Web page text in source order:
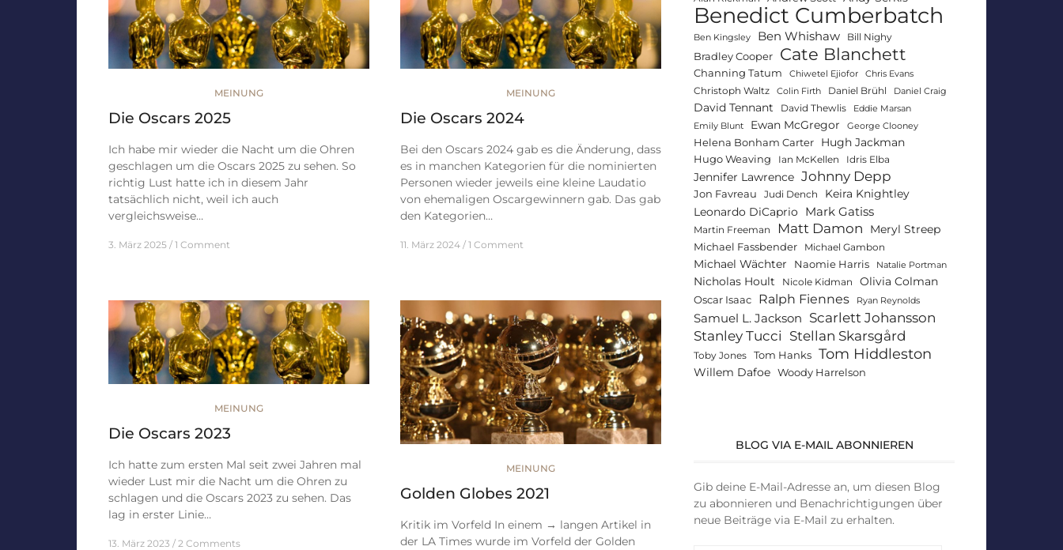
MEINUNG
Die Oscars 2025
Ich habe mir wieder die Nacht um die Ohren
geschlagen um die Oscars 2025 zu sehen. So
richtig Lust hatte ich in diesem Jahr
tatsächlich nicht, weil ich auch
vergleichsweise…
3. März 2025 1 Comment
MEINUNG
Die Oscars 2024
Bei den Oscars 2024 gab es die Änderung, dass
es in manchen Kategorien für die nominierten
Personen wieder jeweils eine kleine Laudatio
von ehemaligen Oscargewinnern gab. Das gab
den Kategorien…
11. März 2024 1 Comment
MEINUNG
Die Oscars 2023
Ich hatte zum ersten Mal seit zwei Jahren mal
wieder Lust mir die Nacht um die Ohren zu
schlagen und die Oscars 2023 zu sehen. Das
lag in erster Linie…
13. März 2023 2 Comments
MEINUNG
Golden Globes 2021
Kritik im Vorfeld In einem → langen Artikel in
der LA Times wurde im Vorfeld der Golden
Benedict Cumberbatch
Ben Kingsley Ben Whishaw Bill Nighy
Bradley Cooper Cate Blanchett
Channing Tatum Chiwetel Ejiofor Chris Evans
Christoph Waltz Colin Firth Daniel Brühl Daniel Craig
David Tennant David Thewlis
Eddie Marsan
Emily Blunt
Ewan McGregor George Clooney
Helena Bonham Carter Hugh Jackman
Hugo Weaving Ian McKellen Idris Elba
Jennifer Lawrence Johnny Depp
Jon Favreau Judi Dench
Keira Knightley
Leonardo DiCaprio
Mark Gatiss
Martin Freeman Matt Damon Meryl Streep
Michael Fassbender Michael Gambon
Michael Wächter Naomie Harris Natalie Portman
Nicholas Hoult Nicole Kidman Olivia Colman
Oscar Isaac Ralph Fiennes Ryan Reynolds
Samuel L. Jackson Scarlett Johansson
Stanley Tucci Stellan Skarsgård
Toby Jones Tom Hanks Tom Hiddleston
Willem Dafoe Woody Harrelson
BLOG VIA E-MAIL ABONNIEREN
Gib deine E-Mail-Adresse an, um diesen Blog
zu abonnieren und Benachrichtigungen über
neue Beiträge via E-Mail zu erhalten.